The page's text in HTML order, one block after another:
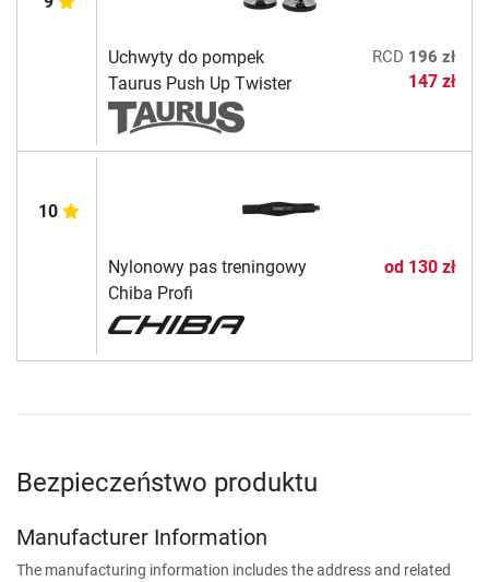
Uchwyty do pompek
Taurus Push Up Twister
RCD 196 zł
147 zł
10
Nylonowy pas treningowy
Chiba Profi
od 130 zł
Bezpieczeństwo produktu
Manufacturer Information
The manufacturing information includes the address and related